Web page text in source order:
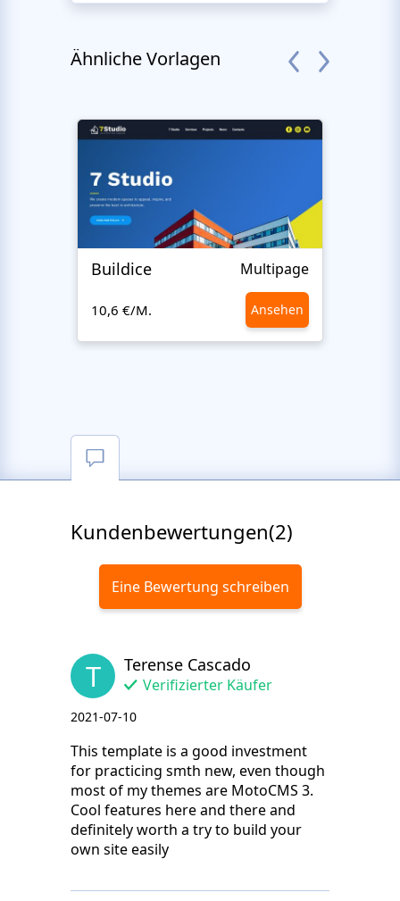
Ähnliche Vorlagen
Buildice Multipage
10,6 €/M. Ansehen
Kundenbewertungen(2)
Eine Bewertung schreiben
T Terense Cascado
Verifizierter Käufer
2021-07-10
This template is a good investment
for practicing smth new, even though
most of my themes are MotoCMS 3.
Cool features here and there and
definitely worth a try to build your
own site easily